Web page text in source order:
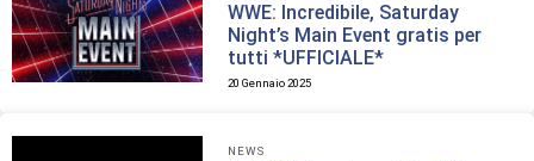
WWE: Incredibile, Saturday
Night’s Main Event gratis per
tutti *UFFICIALE*
20 Gennaio 2025
NEWS